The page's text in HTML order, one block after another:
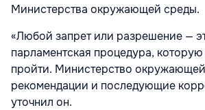
Министерства окружающей среды.
«Любой запрет или разрешение —
парламентская процедура,
пройти. Министерство
рекомендации и последующие
уточнил он.